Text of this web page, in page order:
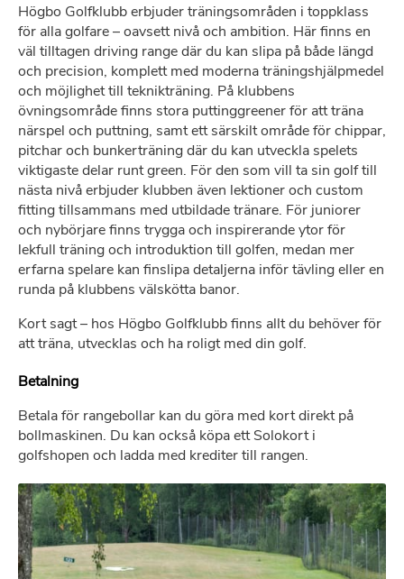
Högbo Golfklubberbjuder träningsområden i toppklass
för alla golfare – oavsett nivå och ambition. Här finns en
väl tilltagen driving range där du kan slipa på både längd
och precision, komplett med moderna träningshjälpmedel
och möjlighet till teknikträning. På klubbens
övningsområde finns stora puttinggreener för att träna
närspel och puttning, samt ett särskilt område för chippar,
pitchar och bunkerträning där du kan utveckla spelets
viktigaste delar runt green. För den som vill ta sin golf till
nästa nivå erbjuder klubben även lektioner och custom
fitting tillsammans med utbildade tränare. För juniorer
och nybörjare finns trygga och inspirerande ytor för
lekfull träning och introduktion till golfen, medan mer
erfarna spelare kan finslipa detaljerna inför tävling eller en
runda på klubbens välskötta banor.
Kort sagt – hos Högbo Golfklubbfinns allt du behöver för
att träna, utvecklas och ha roligt med din golf.
Betalning
Betala för rangebollar kan du göra med kort direkt på
bollmaskinen. Du kan också köpa ett Solokort i
golfshopen och ladda med krediter till rangen.